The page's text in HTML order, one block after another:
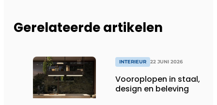
Gerelateerde artikelen
INTERIEUR 22 JUNI 2026
Vooroplopen in staal,
design en beleving